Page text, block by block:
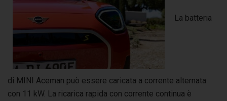
La batteria
di MINI Aceman può essere caricata a corrente alternata
con 11 kW. La ricarica rapida con corrente continua è